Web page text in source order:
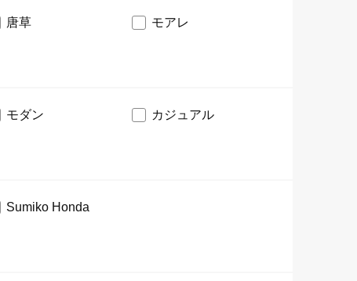
唐草 モアレ
モダン カジュアル
Sumiko Honda